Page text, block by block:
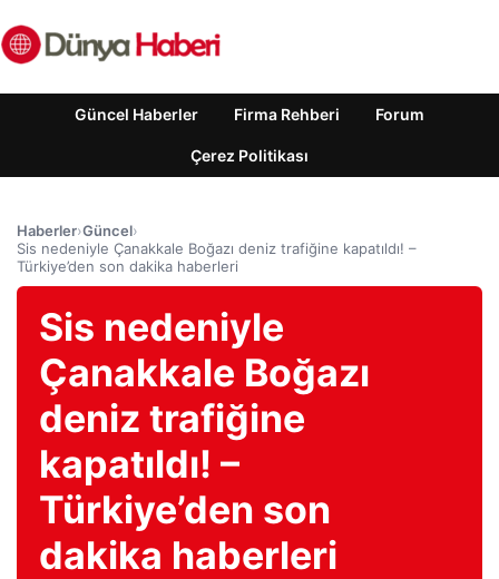
Güncel Haberler Firma Rehberi Forum
Çerez Politikası
Haberler›Güncel›
Sis nedeniyle Çanakkale Boğazı deniz trafiğine kapatıldı! –
Türkiye’den son dakika haberleri
Sis nedeniyle
Çanakkale Boğazı
deniz trafiğine
kapatıldı! –
Türkiye’den son
dakika haberleri